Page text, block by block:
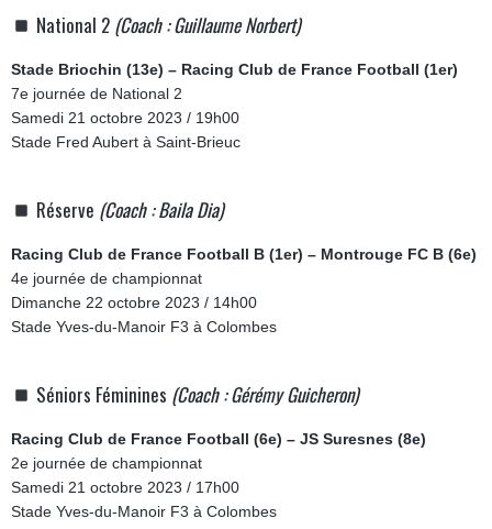
National 2 (Coach : Guillaume Norbert)
Stade Briochin (13e) – Racing Club de France Football (1er)
7e journée de National 2
Samedi 21 octobre 2023 / 19h00
Stade Fred Aubert à Saint-Brieuc
Réserve (Coach : Baila Dia)
Racing Club de France Football B (1er) – Montrouge FC B (6e)
4e journée de championnat
Dimanche 22 octobre 2023 / 14h00
Stade Yves-du-Manoir F3 à Colombes
Séniors Féminines (Coach : Gérémy Guicheron)
Racing Club de France Football (6e) – JS Suresnes (8e)
2e journée de championnat
Samedi 21 octobre 2023 / 17h00
Stade Yves-du-Manoir F3 à Colombes